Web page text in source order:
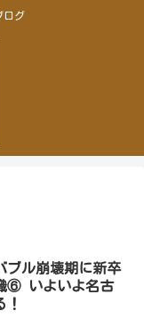
ログ
ブル崩壊期に新卒
⑥ いよいよ名古
！